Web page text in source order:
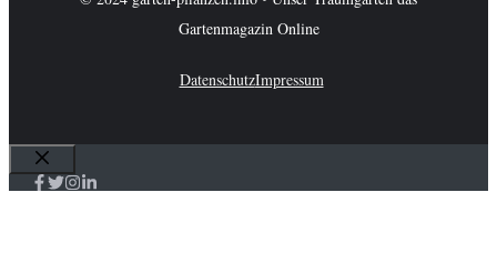
Gartenmagazin Online
DatenschutzImpressum
Schließen